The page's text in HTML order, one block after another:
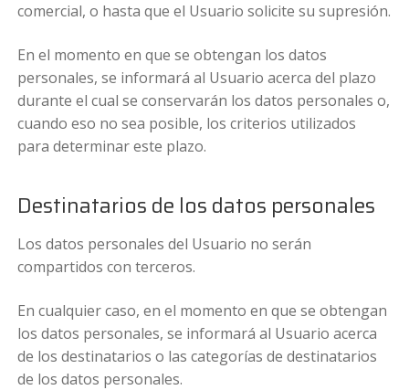
comercial, o hasta que el Usuario solicite su supresión.
En el momento en que se obtengan los datos
personales, se informará al Usuario acerca del plazo
durante el cual se conservarán los datos personales o,
cuando eso no sea posible, los criterios utilizados
para determinar este plazo.
Destinatarios de los datos personales
Los datos personales del Usuario no serán
compartidos con terceros.
En cualquier caso, en el momento en que se obtengan
los datos personales, se informará al Usuario acerca
de los destinatarios o las categorías de destinatarios
de los datos personales.